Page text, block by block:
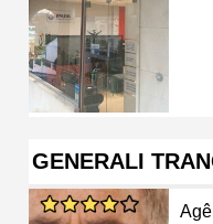
GENERALI